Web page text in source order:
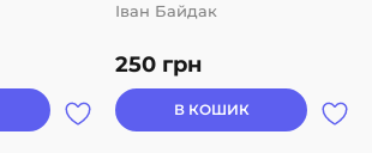
250 грн
Іван Байдак
В КОШИК